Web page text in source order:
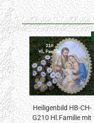
Heiligenbild HB-CH-
G210 Hl.Familie mit